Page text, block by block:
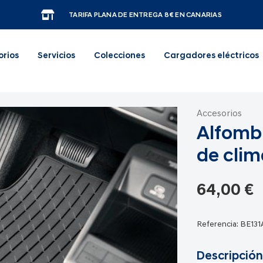
TARIFA PLANA DE ENTREGA 8€ EN CANARIAS
Servicios Colecciones Cargadores eléctricos
Accesorios
de
64,00 €
Referencia:
Descripción